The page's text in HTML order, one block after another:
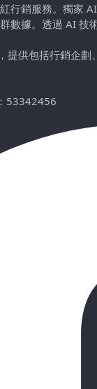
行銷服務。獨家
數據。透過 AI
提供包括行銷企
53342456